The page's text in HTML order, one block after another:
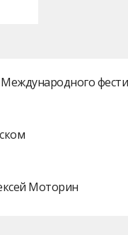
Международного
Моторин